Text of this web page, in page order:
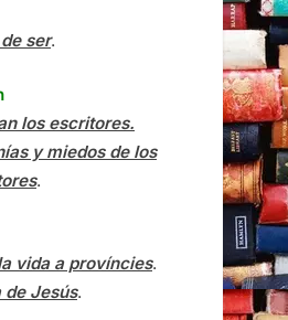
ser.
los escritores.
y miedos de los
.
vida a províncies.
de Jesús.